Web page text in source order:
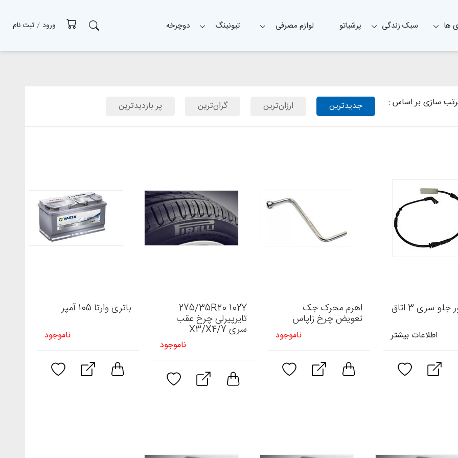
ها سبک زندگی پرشیاتو لوازم مصرفی تیونینگ دوچرخه ورود / ثبت نام
سازی بر اساس : جدیدترین ارزان‌ترین گران‌ترین پر بازدیدترین
سنسور جلو سری 3 اتاق
اطلاعات بیشتر
اهرم محرک جک
تعویض چرخ زاپاس
ناموجود
275/35R20 102Y
تایرپیرلی چرخ عقب
سری X3/X4/7
ناموجود
باتری وارتا 105 آمپر
ناموجود